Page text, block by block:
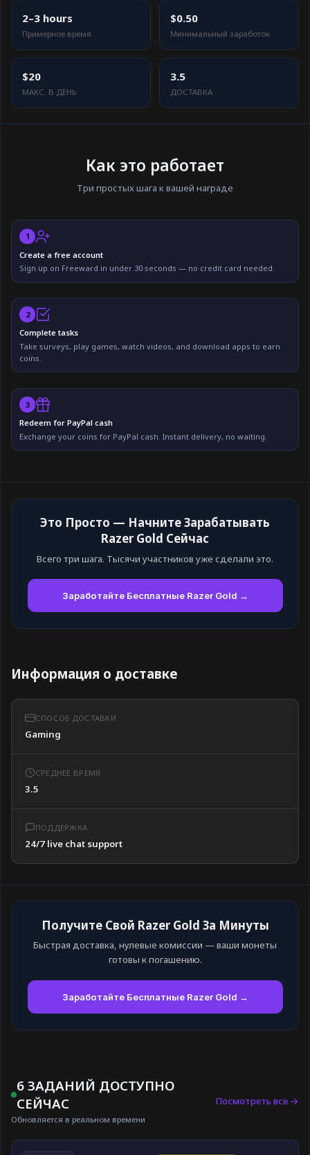
2–3 hours
Примерное время
$0.50
Минимальный заработок
$20
МАКС. В ДЕНЬ
3.5
ДОСТАВКА
Как это работает
Три простых шага к вашей награде
1
Create a free account
Sign up on Freeward in under 30 seconds — no credit card needed.
2
Complete tasks
Take surveys, play games, watch videos, and download apps to earn
coins.
3
Redeem for PayPal cash
Exchange your coins for PayPal cash. Instant delivery, no waiting.
Это Просто — Начните Зарабатывать
Razer Gold Сейчас
Всего три шага. Тысячи участников уже сделали это.
Заработайте Бесплатные Razer Gold →
Информация о доставке
СПОСОБ ДОСТАВКИ
Gaming
СРЕДНЕЕ ВРЕМЯ
3.5
ПОДДЕРЖКА
24/7 live chat support
Получите Свой Razer Gold За Минуты
Быстрая доставка, нулевые комиссии — ваши монеты
готовы к погашению.
Заработайте Бесплатные Razer Gold →
6 ЗАДАНИЙ ДОСТУПНО
СЕЙЧАС
Обновляется в реальном времени
Посмотреть все →